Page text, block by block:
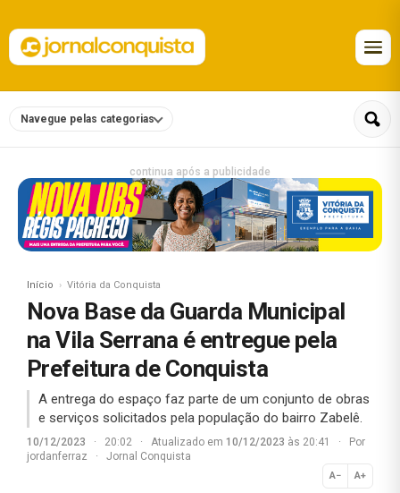
Navegue pelas categorias
continua após a publicidade
Início Vitória da Conquista
Nova Base da Guarda Municipal
na Vila Serrana é entregue pela
Prefeitura de Conquista
A entrega do espaço faz parte de um conjunto de obras
e serviços solicitados pela população do bairro Zabelê.
10/12/2023 · 20:02 · Atualizado em 10/12/2023 às 20:41 ·
Por
jordanferraz
· Jornal Conquista
A− A+
Normal